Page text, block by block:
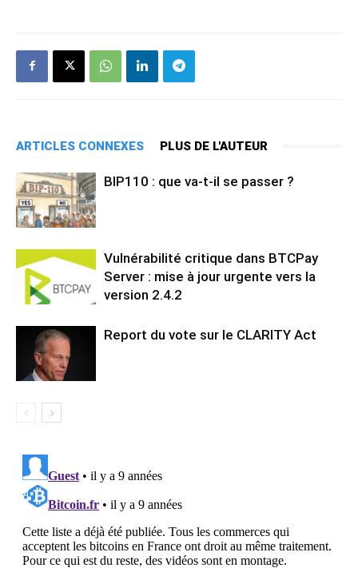
ARTICLES CONNEXES PLUS DE L'AUTEUR
BIP110 : que va-t-il se passer ?
Vulnérabilité critique dans BTCPay
Server : mise à jour urgente vers la
version 2.4.2
Report du vote sur le CLARITY Act